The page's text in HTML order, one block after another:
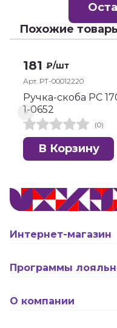
Похожие
181 ₽/шт
Арт. РТ-00012220
Ручка-скоба РС
1-0652
(0)
В Корзину
Интернет-магазин
Программы
О компании